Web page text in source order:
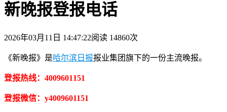
新晚报登报电话
2026年03月11日 14:47:22阅读 14860次
《新晚报》是哈尔滨日报报业集团旗下的一份主流晚报。
登报热线：4009601151
登报微信：y4009601151